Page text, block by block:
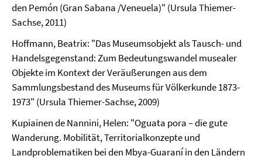
den Pemón (Gran Sabana /Veneuela)" (Ursula Thiemer-
Sachse, 2011)
Hoffmann, Beatrix: "Das Museumsobjekt als Tausch- und
Handelsgegenstand: Zum Bedeutungswandel musealer
Objekte im Kontext der Veräußerungen aus dem
Sammlungsbestand des Museums für Völkerkunde 1873-
1973" (Ursula Thiemer-Sachse, 2009)
Kupiainen de Nannini, Helen: "Oguata pora – die gute
Wanderung. Mobilität, Territorialkonzepte und
Landproblematiken bei den Mbya-Guaraní in den Ländern